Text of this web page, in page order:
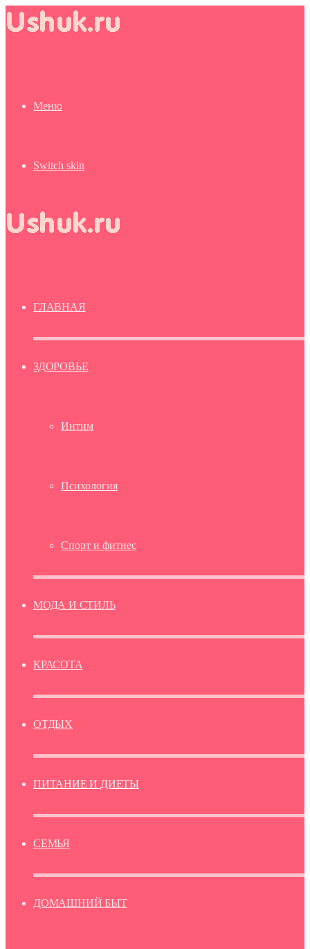
Меню
Switch skin
ГЛАВНАЯ
ЗДОРОВЬЕ
Интим
Психология
Спорт и фитнес
МОДА И СТИЛЬ
КРАСОТА
ОТДЫХ
ПИТАНИЕ И ДИЕТЫ
СЕМЬЯ
ДОМАШНИЙ БЫТ